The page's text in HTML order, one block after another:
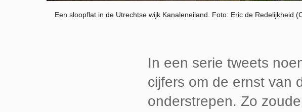
Een sloopflat in de Utrechtse wijk Kanaleneiland. Foto: Eric de Redelijkheid
In een serie tweets
cijfers om de ernst van
onderstrepen. Zo